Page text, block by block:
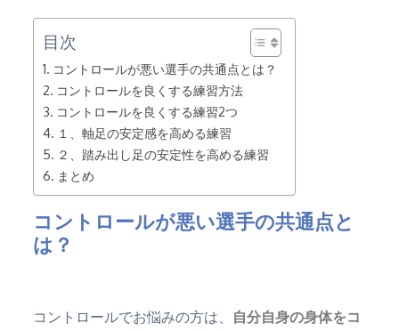
目次
コントロールが悪い選手の共通点とは？
コントロールを良くする練習方法
コントロールを良くする練習2つ
１、軸足の安定感を高める練習
２、踏み出し足の安定性を高める練習
まとめ
コントロールが悪い選手の共通点と
は？
コントロールでお悩みの方は、 自分自身の身体をコ